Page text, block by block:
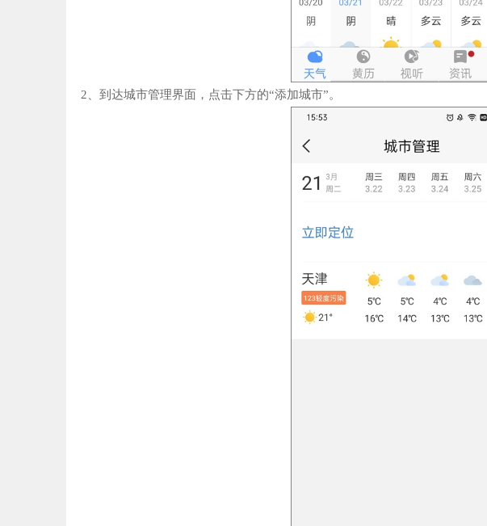
2、到达城市管理界面，点击下方的“添加城市”。